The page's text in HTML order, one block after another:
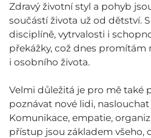
Zdravý životní styl a pohyb
součástí života už od dětství.
disciplíně, vytrvalosti i
překážky, což dnes promítám
i osobního života.
Velmi důležitá je pro mě také
poznávat nové lidi,
Komunikace, empatie,
přístup jsou základem všeho,